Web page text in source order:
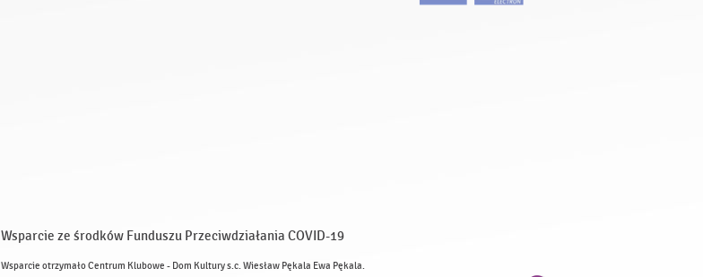
Wsparcie ze środków Funduszu Przeciwdziałania COVID-19
Wsparcie otrzymało Centrum Klubowe - Dom Kultury s.c. Wiesław Pękala Ewa Pękala.